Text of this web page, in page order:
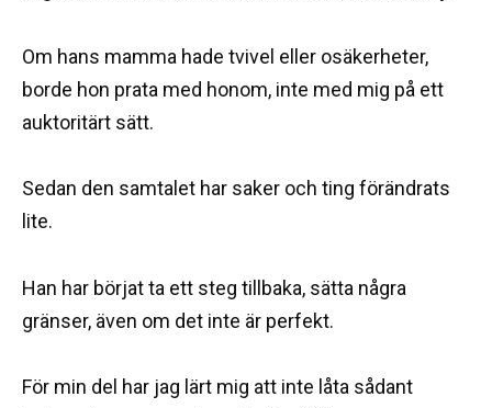
Om hans mamma hade tvivel eller osäkerheter,
borde hon prata med honom, inte med mig på ett
auktoritärt sätt.
Sedan den samtalet har saker och ting förändrats
lite.
Han har börjat ta ett steg tillbaka, sätta några
gränser, även om det inte är perfekt.
För min del har jag lärt mig att inte låta sådant